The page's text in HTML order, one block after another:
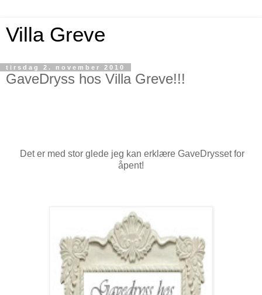
Villa Greve
tirsdag 2. november 2010
GaveDryss hos Villa Greve!!!
Det er med stor glede jeg kan erklære GaveDrysset for
åpent!